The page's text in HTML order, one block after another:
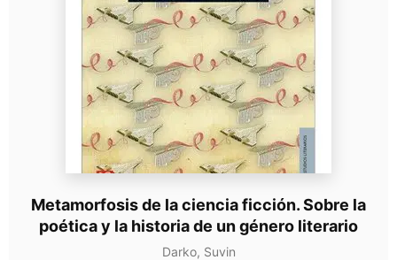
Metamorfosis de la ciencia ficción. Sobre la
poética y la historia de un género literario
Darko, Suvin